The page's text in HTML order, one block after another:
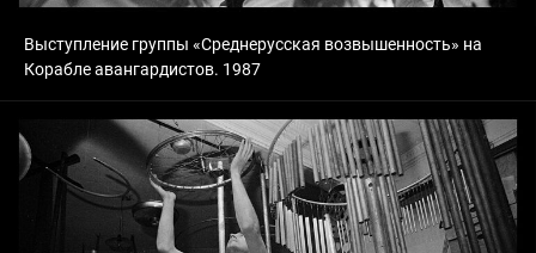
Выступление группы «Среднерусская возвышенность» на
Корабле авангардистов. 1987